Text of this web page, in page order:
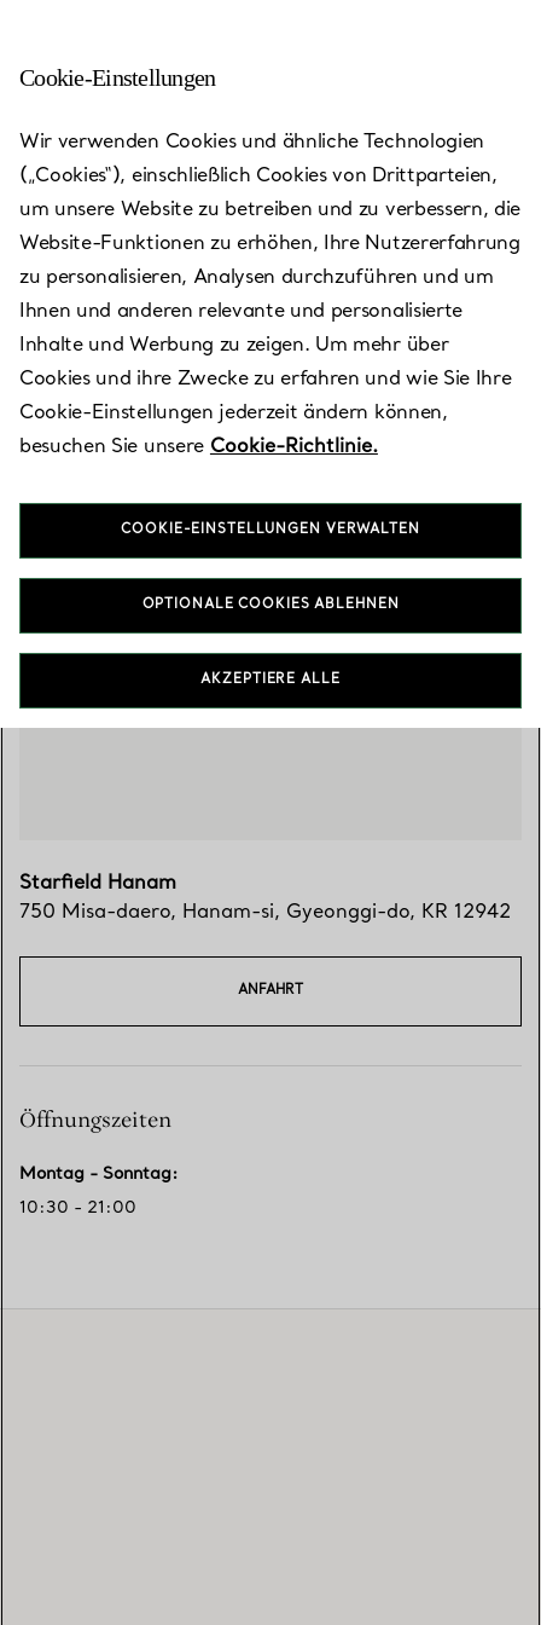
Starfield Hanam
Heute bis 21:00 geöffnet
VEREINBAREN SIE EINEN TERMIN
Verfügbare Leistungen
031-620-1140
Besuchen Sie uns
Starfield Hanam
750 Misa-daero, Hanam-si, Gyeonggi-do, KR 12942
ANFAHRT
Öffnungszeiten
Montag - Sonntag:
10:30 - 21:00
Cookie-Einstellungen
Wir verwenden Cookies und ähnliche Technologien
(„Cookies“), einschließlich Cookies von Drittparteien,
um unsere Website zu betreiben und zu verbessern, die
Website-Funktionen zu erhöhen, Ihre Nutzererfahrung
zu personalisieren, Analysen durchzuführen und um
Ihnen und anderen relevante und personalisierte
Inhalte und Werbung zu zeigen. Um mehr über
Cookies und ihre Zwecke zu erfahren und wie Sie Ihre
Cookie-Einstellungen jederzeit ändern können,
besuchen Sie unsere Cookie-Richtlinie.
COOKIE-EINSTELLUNGEN VERWALTEN
OPTIONALE COOKIES ABLEHNEN
AKZEPTIERE ALLE